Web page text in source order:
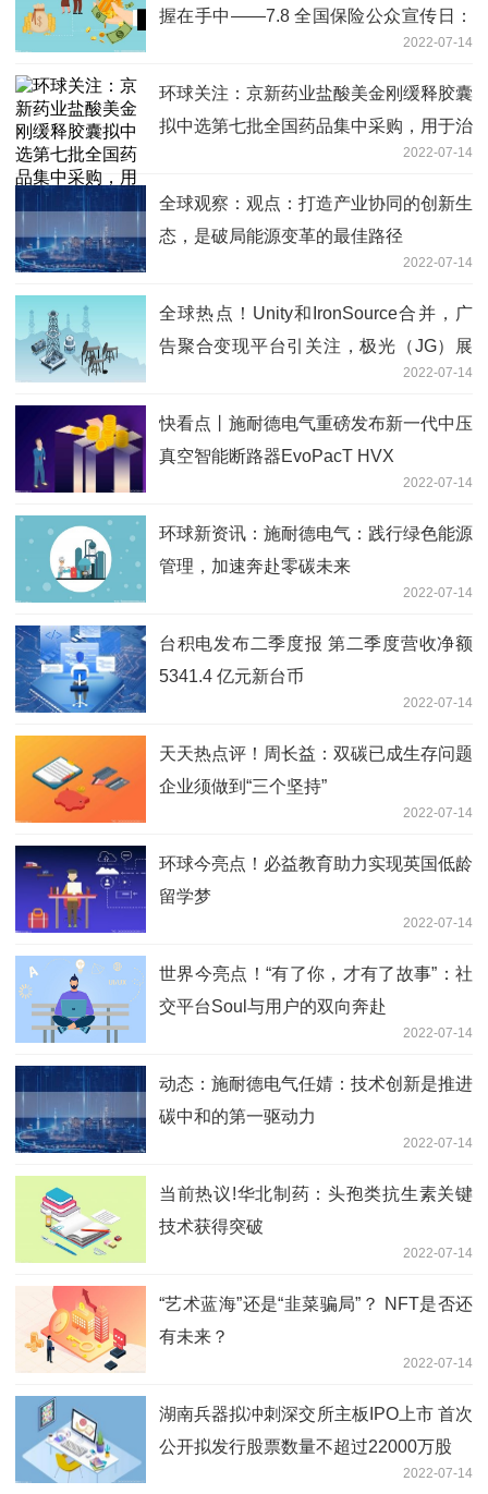
握在手中——7.8 全国保险公众宣传日：
2022-07-14
环球关注：京新药业盐酸美金刚缓释胶囊
拟中选第七批全国药品集中采购，用于治
2022-07-14
全球观察：观点：打造产业协同的创新生
态，是破局能源变革的最佳路径
2022-07-14
全球热点！Unity和IronSource合并，广
告聚合变现平台引关注，极光（JG）展
2022-07-14
快看点丨施耐德电气重磅发布新一代中压
真空智能断路器EvoPacT HVX
2022-07-14
环球新资讯：施耐德电气：践行绿色能源
管理，加速奔赴零碳未来
2022-07-14
台积电发布二季度报 第二季度营收净额
5341.4 亿元新台币
2022-07-14
天天热点评！周长益：双碳已成生存问题
企业须做到“三个坚持”
2022-07-14
环球今亮点！必益教育助力实现英国低龄
留学梦
2022-07-14
世界今亮点！“有了你，才有了故事”：社
交平台Soul与用户的双向奔赴
2022-07-14
动态：施耐德电气任婧：技术创新是推进
碳中和的第一驱动力
2022-07-14
当前热议!华北制药：头孢类抗生素关键
技术获得突破
2022-07-14
“艺术蓝海”还是“韭菜骗局”？ NFT是否还
有未来？
2022-07-14
湖南兵器拟冲刺深交所主板IPO上市 首次
公开拟发行股票数量不超过22000万股
2022-07-14